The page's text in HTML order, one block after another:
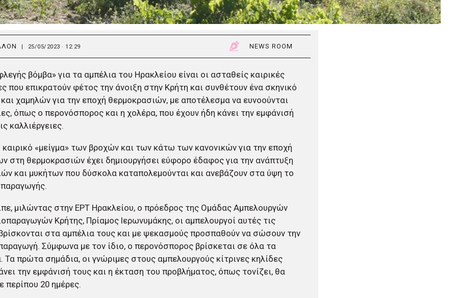
25/05/2023 · 12:29 NEWS ROOM
βόμβα» για τα αμπέλια του Ηρακλείου είναι οι ασταθείς καιρικές
που επικρατούν φέτος την άνοιξη στην Κρήτη και συνθέτουν ένα σκηνικό
χαμηλών για την εποχή θερμοκρασιών, με αποτέλεσμα να ευνοούνται
όπως ο περονόσπορος και η χολέρα, που έχουν ήδη κάνει την εμφάνισή
καλλιέργειες.
«μείγμα» των βροχών και των κάτω των κανονικών για την εποχή
στη θερμοκρασιών έχει δημιουργήσει εύφορο έδαφος για την ανάπτυξη
και μυκήτων που δύσκολα καταπολεμούνται και ανεβάζουν στα ύψη το
μιλώντας στην ΕΡΤ Ηρακλείου, ο πρόεδρος της Ομάδας Αμπελουργών
Κρήτης, Πρίαμος Ιερωνυμάκης, οι αμπελουργοί αυτές τις
στα αμπέλια τους και με ψεκασμούς προσπαθούν να σώσουν την
Σύμφωνα με τον ίδιο, ο περονόσπορος βρίσκεται σε όλα τα
Τα πρώτα σημάδια, οι γνώριμες στους αμπελουργούς κίτρινες κηλίδες
την εμφάνισή τους και η έκταση του προβλήματος, όπως τονίζει, θα
περίπου 20 ημέρες.